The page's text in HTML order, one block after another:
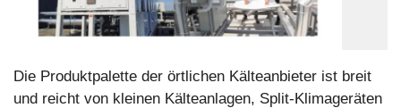
Die Produktpalette der örtlichen Kälteanbieter ist breit
und reicht von kleinen Kälteanlagen, Split-Klimageräten